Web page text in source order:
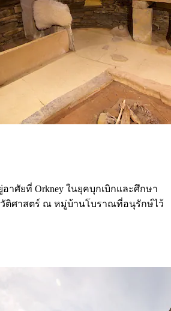
าศัยที่ Orkney ในยุคบุกเบิกและศึกษา
ติศาสตร์ ณ หมู่บ้านโบราณที่อนุรักษ์ไว้